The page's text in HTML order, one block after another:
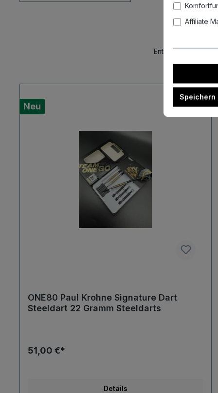
Entdecke unsere
Neu
ONE80 Paul Krohne Signature Dart
Steeldart 22 Gramm Steeldarts
51,00 €*
Details
Affiliate
Speichern